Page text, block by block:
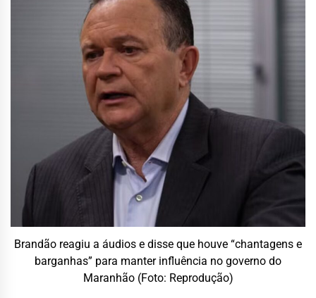
Brandão reagiu a áudios e disse que houve “chantagens e
barganhas” para manter influência no governo do
Maranhão (Foto: Reprodução)